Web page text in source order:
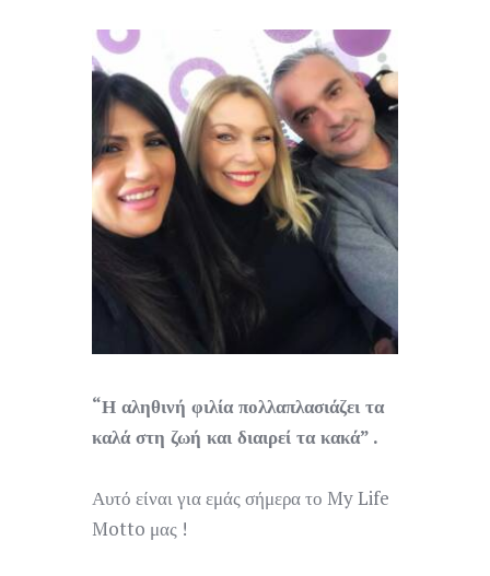
“Η αληθινή φιλία πολλαπλασιάζει τα
καλά στη ζωή και διαιρεί τα κακά” .
Αυτό είναι για εμάς σήμερα το My Life
Motto μας !